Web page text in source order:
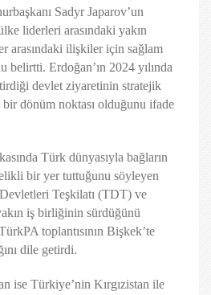
Sadyr Japarov’un
liderleri arasındaki yakın
arasındaki ilişkiler için sağlam
belirtti. Erdoğan’ın 2024 yılında
devlet ziyaretinin stratejik
bir dönüm noktası olduğunu ifade
Türk dünyasıyla bağların
bir yer tuttuğunu söyleyen
Teşkilatı (TDT) ve
iş birliğinin sürdüğünü
toplantısının Bişkek’te
dile getirdi.
ise Türkiye’nin Kırgızistan ile